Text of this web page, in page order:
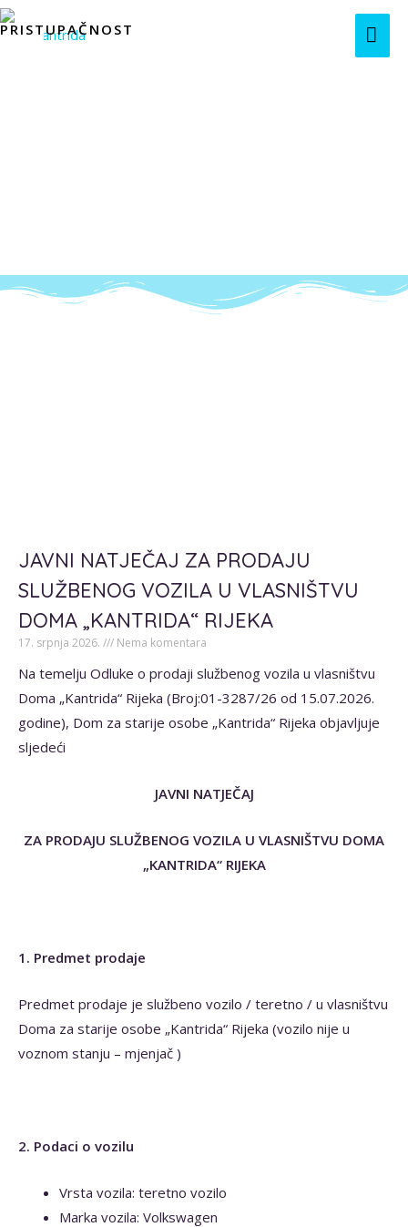
JAVNI NATJEČAJ ZA PRODAJU
SLUŽBENOG VOZILA U VLASNIŠTVU
DOMA „KANTRIDA“ RIJEKA
17. srpnja 2026. Nema komentara
Na temelju Odluke o prodaji službenog vozila u vlasništvu
Doma „Kantrida“ Rijeka (Broj:01-3287/26 od 15.07.2026.
godine), Dom za starije osobe „Kantrida“ Rijeka objavljuje
sljedeći
JAVNI NATJEČAJ
ZA PRODAJU SLUŽBENOG VOZILA U VLASNIŠTVU DOMA
„KANTRIDA“ RIJEKA
1. Predmet prodaje
Predmet prodaje je službeno vozilo / teretno / u vlasništvu
Doma za starije osobe „Kantrida“ Rijeka (vozilo nije u
voznom stanju – mjenjač )
2. Podaci o vozilu
Vrsta vozila: teretno vozilo
Marka vozila: Volkswagen